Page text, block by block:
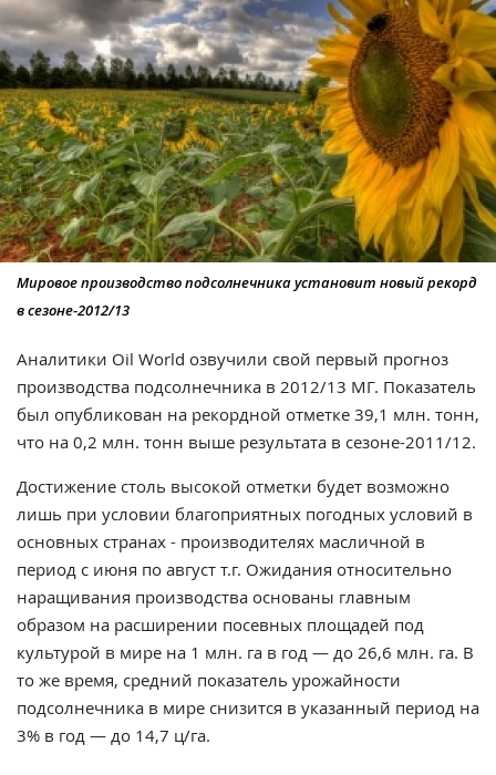
Мировое производство подсолнечника установит новый рекорд
в сезоне-2012/13
Аналитики Oil World озвучили свой первый прогноз
производства подсолнечника в 2012/13 МГ. Показатель
был опубликован на рекордной отметке 39,1 млн. тонн,
что на 0,2 млн. тонн выше результата в сезоне-2011/12.
Достижение столь высокой отметки будет возможно
лишь при условии благоприятных погодных условий в
основных странах - производителях масличной в
период с июня по август т.г. Ожидания относительно
наращивания производства основаны главным
образом на расширении посевных площадей под
культурой в мире на 1 млн. га в год — до 26,6 млн. га. В
то же время, средний показатель урожайности
подсолнечника в мире снизится в указанный период на
3% в год — до 14,7 ц/га.